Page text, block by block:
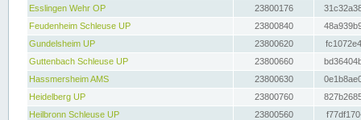
Esslingen Wehr OP
23800176
Feudenheim Schleuse UP
23800840
Gundelsheim UP
23800620
Guttenbach Schleuse UP
23800660
Hassmersheim AMS
23800630
Heidelberg UP
23800760
Heilbronn Schleuse UP
23800560